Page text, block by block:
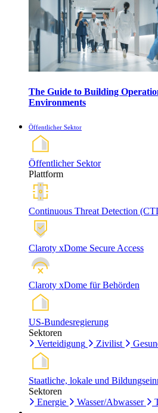
The Guide to Building
Environments
Öffentlicher Sektor
Öffentlicher Sektor
Plattform
Continuous Threat Detection
Claroty xDome Secure Access
Claroty xDome für Behörden
US-Bundesregierung
Sektoren
Verteidigung
Zivilist
Staatliche, lokale und
Sektoren
Energie
Wasser/Abwasser